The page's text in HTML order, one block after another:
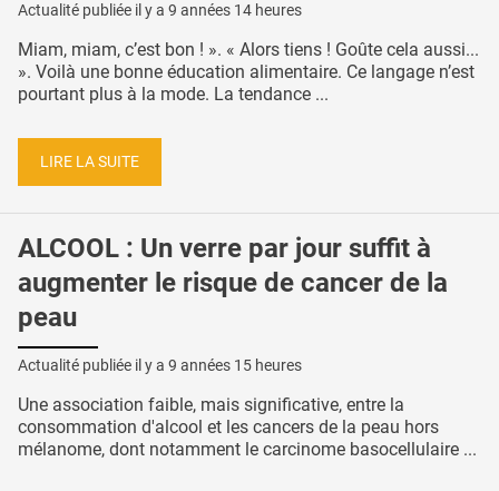
Actualité publiée il y a 9 années 14 heures
Miam, miam, c’est bon ! ». « Alors tiens ! Goûte cela aussi...
». Voilà une bonne éducation alimentaire. Ce langage n’est
pourtant plus à la mode. La tendance ...
LIRE LA SUITE
ALCOOL : Un verre par jour suffit à
augmenter le risque de cancer de la
peau
Actualité publiée il y a 9 années 15 heures
Une association faible, mais significative, entre la
consommation d'alcool et les cancers de la peau hors
mélanome, dont notamment le carcinome basocellulaire ...